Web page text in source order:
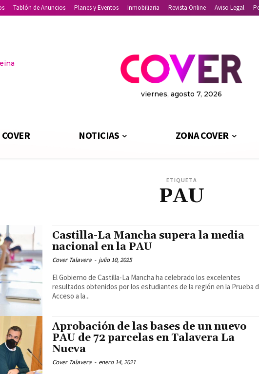
Tablón de Anuncios Planes y Eventos Inmobiliaria Revista Online Aviso Legal
viernes, agosto 7, 2026
COVER NOTICIAS ZONA COVER
ETIQUETA
PAU
Castilla-La Mancha supera la media
nacional en la PAU
Cover Talavera - julio 10, 2025
El Gobierno de Castilla-La Mancha ha celebrado los excelentes
resultados obtenidos por los estudiantes de la región en la Prueba
Acceso a la...
Aprobación de las bases de un nuevo
PAU de 72 parcelas en Talavera La
Nueva
Cover Talavera - enero 14, 2021